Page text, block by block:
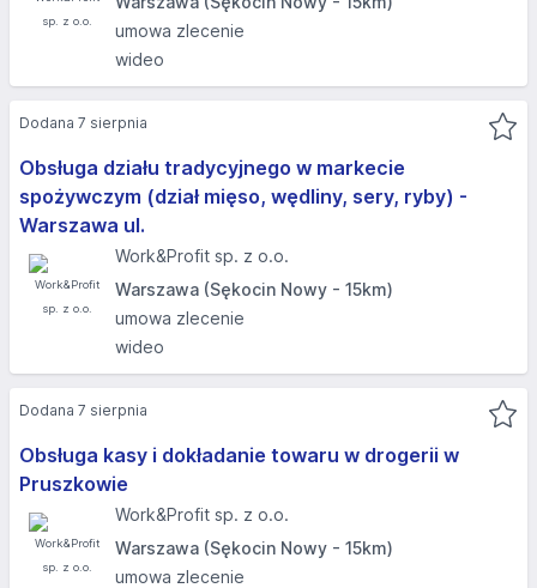
umowa zlecenie
wideo
Obsługa działu tradycyjnego w markecie
spożywczym (dział mięso, wędliny, sery, ryby) -
Warszawa ul.
Work&Profit sp. z o.o.
Warszawa (Sękocin Nowy - 15km)
umowa zlecenie
wideo
Dodana 7 sierpnia
Obsługa kasy i dokładanie towaru w drogerii w
Pruszkowie
Work&Profit sp. z o.o.
Warszawa (Sękocin Nowy - 15km)
umowa zlecenie
Dodana 7 sierpnia